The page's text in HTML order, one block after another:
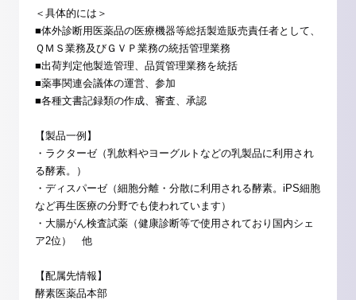
＜具体的には＞
■体外診断用医薬品の医療機器等総括製造販売責任者として、
ＱＭＳ業務及びＧＶＰ業務の統括管理業務
■出荷判定他製造管理、品質管理業務を統括
■薬事関連会議体の運営、参加
■各種文書記録類の作成、審査、承認
【製品一例】
・ラクターゼ（乳飲料やヨーグルトなどの乳製品に利用され
る酵素。）
・ディスパーゼ（細胞分離・分散に利用される酵素。iPS細胞
など再生医療の分野でも使われています）
・大腸がん検査試薬（健康診断等で使用されており国内シェ
ア2位） 他
【配属先情報】
酵素医薬品本部